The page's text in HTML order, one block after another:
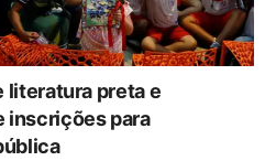
literatura preta e
inscrições para